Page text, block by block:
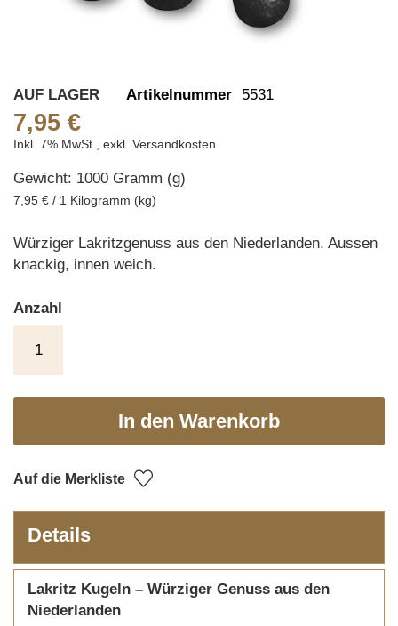
Skip
to
the
of
the
gallery
AUF LAGER Artikelnummer 5531
7,95 €
Inkl. 7% MwSt., exkl. Versandkosten
Gewicht: 1000 Gramm (g)
7,95 € / 1 Kilogramm (kg)
Würziger Lakritzgenuss aus den Niederlanden. Aussen
knackig, innen weich.
Anzahl
In den Warenkorb
Auf die Merkliste
Details
Lakritz Kugeln – Würziger Genuss aus den
Niederlanden